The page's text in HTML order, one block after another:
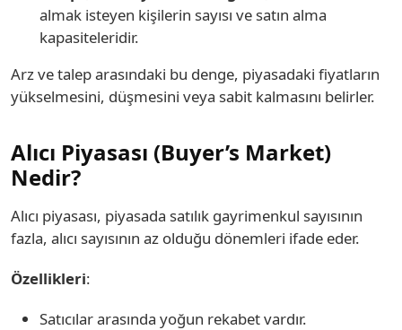
almak isteyen kişilerin sayısı ve satın alma
kapasiteleridir.
Arz ve talep arasındaki bu denge, piyasadaki fiyatların
yükselmesini, düşmesini veya sabit kalmasını belirler.
Alıcı Piyasası (Buyer’s Market)
Nedir?
Alıcı piyasası, piyasada satılık gayrimenkul sayısının
fazla, alıcı sayısının az olduğu dönemleri ifade eder.
Özellikleri:
Satıcılar arasında yoğun rekabet vardır.